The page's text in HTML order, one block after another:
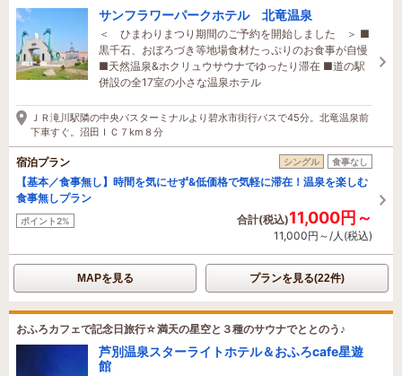
サンフラワーパークホテル 北竜温泉
＜ ひまわりまつり期間のご予約を開始しました ＞ ■
黒千石、おぼろづき等地場食材たっぷりのお食事が自慢
■天然温泉&ホクリュウサウナでゆったり滞在 ■道の駅
併設の全17室の小さな温泉ホテル
ＪＲ滝川駅隣の中央バスターミナルより碧水市街行バスで45分。北竜温泉前
下車すぐ。沼田ＩＣ７km８分
宿泊プラン シングル 食事なし
【基本／食事無し】時間を気にせず&低価格で気軽に滞在！温泉を楽しむ
食事無しプラン
ポイント2% 合計(税込)11,000円～
11,000円～/人(税込)
MAPを見る プランを見る(22件)
おふろカフェで記念日旅行☆満天の星空と３種のサウナでととのう♪
芦別温泉スターライトホテル＆おふろcafe星遊
館